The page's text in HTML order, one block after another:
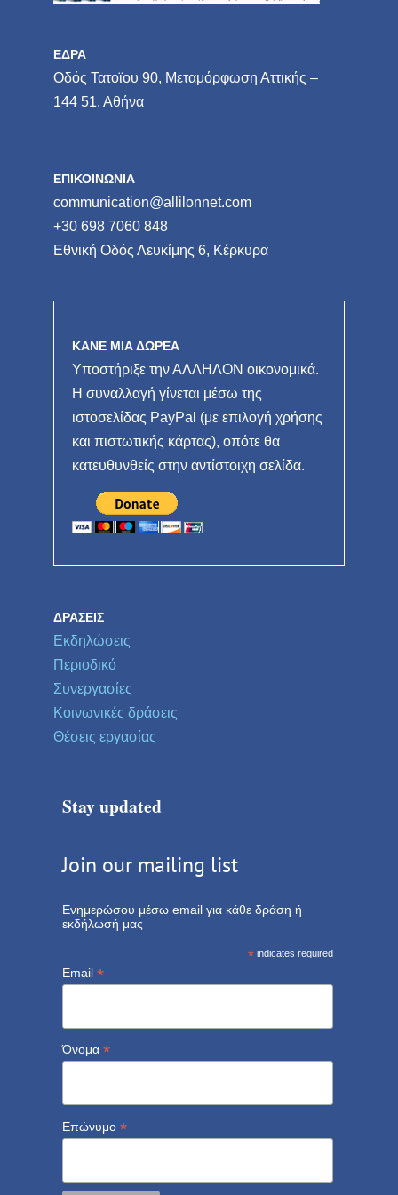
ΕΔΡΑ
Οδός Τατοϊου 90, Μεταμόρφωση Αττικής –
144 51, Αθήνα
ΕΠΙΚΟΙΝΩΝΙΑ
communication@allilonnet.com
+30 698 7060 848
Εθνική Οδός Λευκίμης 6, Κέρκυρα
ΚΑΝΕ ΜΙΑ ΔΩΡΕΑ
Υποστήριξε την ΑΛΛΗΛΟΝ οικονομικά.
Η συναλλαγή γίνεται μέσω της
ιστοσελίδας PayPal (με επιλογή χρήσης
και πιστωτικής κάρτας), οπότε θα
κατευθυνθείς στην αντίστοιχη σελίδα.
ΔΡΆΣΕΙΣ
Εκδηλώσεις
Περιοδικό
Συνεργασίες
Κοινωνικές δράσεις
Θέσεις εργασίας
Stay updated
Join our mailing list
Ενημερώσου μέσω email για κάθε δράση ή
εκδήλωσή μας
* indicates required
Email *
Όνομα *
Επώνυμο *